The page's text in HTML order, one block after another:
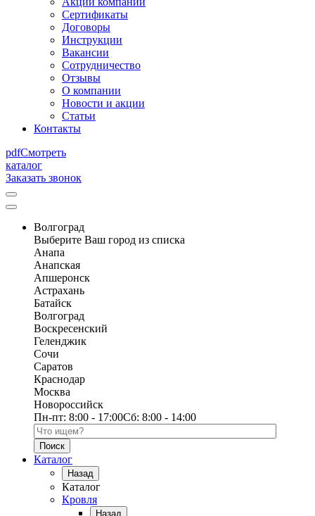
Сертификаты
Договоры
Инструкции
Вакансии
Сотрудничество
Отзывы
О компании
Новости и акции
Статьи
Контакты
pdfСмотреть
каталог
Заказать звонок
Волгоград
Выберите Ваш город из списка
Анапа
Анапская
Апшеронск
Астрахань
Батайск
Волгоград
Воскресенский
Геленджик
Сочи
Саратов
Краснодар
Москва
Новороссийск
Пн-пт: 8:00 - 17:00Сб: 8:00 - 14:00
Поиск по каталогу
Каталог
Назад
Каталог
Кровля
Назад